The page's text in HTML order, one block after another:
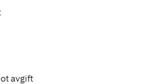
avgift